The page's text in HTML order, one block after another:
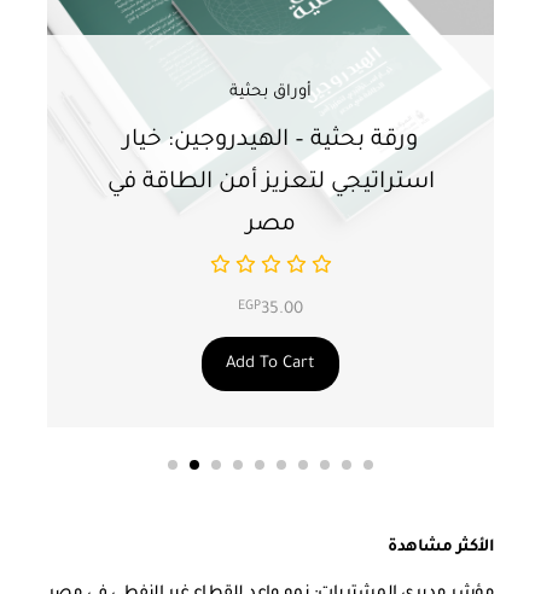
أوراق بحثية
ورقة بحثية – الهيدروجين: خيار
استراتيجي لتعزيز أمن الطاقة في
مصر
EGP35.00
Add To Cart
الأكثر مشاهدة